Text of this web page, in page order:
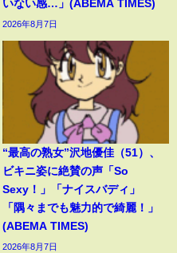
いない感…」(ABEMA TIMES)
2026年8月7日
“最高の熟女”沢地優佳（51）、
ビキニ姿に絶賛の声「So
Sexy！」「ナイスバディ」
「隅々までも魅力的で綺麗！」
(ABEMA TIMES)
2026年8月7日